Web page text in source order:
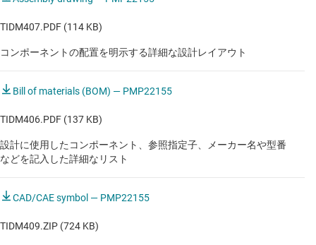
TIDM407.PDF (114 KB)
コンポーネントの配置を明示する詳細な設計レイアウト
Bill of materials (BOM) — PMP22155
TIDM406.PDF (137 KB)
設計に使用したコンポーネント、参照指定子、メーカー名や型番
などを記入した詳細なリスト
CAD/CAE symbol — PMP22155
TIDM409.ZIP (724 KB)